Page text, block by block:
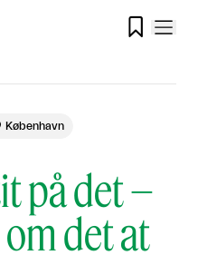

på det –
det at
København